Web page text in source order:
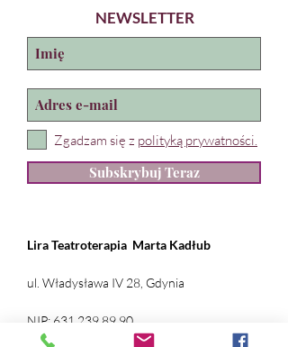
NEWSLETTER
Zgadzam się z polityką prywatności.
Subskrybuj Teraz
Lira Teatroterapia Marta Kadłub
ul. Władysława IV 28, Gdynia
NIP: 631 239 89 90